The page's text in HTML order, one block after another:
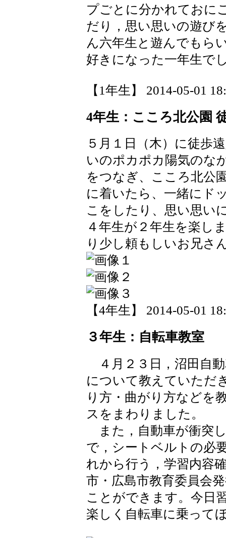
プごとに分かれておに
だり，思い思いの遊び
ん六年生と遊んでもら
好きになった一年生で
【1年生】 2014-05-01
4年生：こころ北公園
５月１日（木）に徒歩
いのポカポカ陽気のな
をつなぎ、こころ北公
に着いたら、一緒にド
こをしたり、思い思い
４年生が２年生を楽し
り少し頼もしいお兄さ
【4年生】 2014-05-01
３年生：自転車教室
４月２３日，沼田自
について教えていただ
り方・曲がり方などを
スをまわりました。
また，自動車が衝突
で，シートベルトの必
れから行う，学習内容
市・広島市教育委員会
ことができます。今日
楽しく自転車に乗って